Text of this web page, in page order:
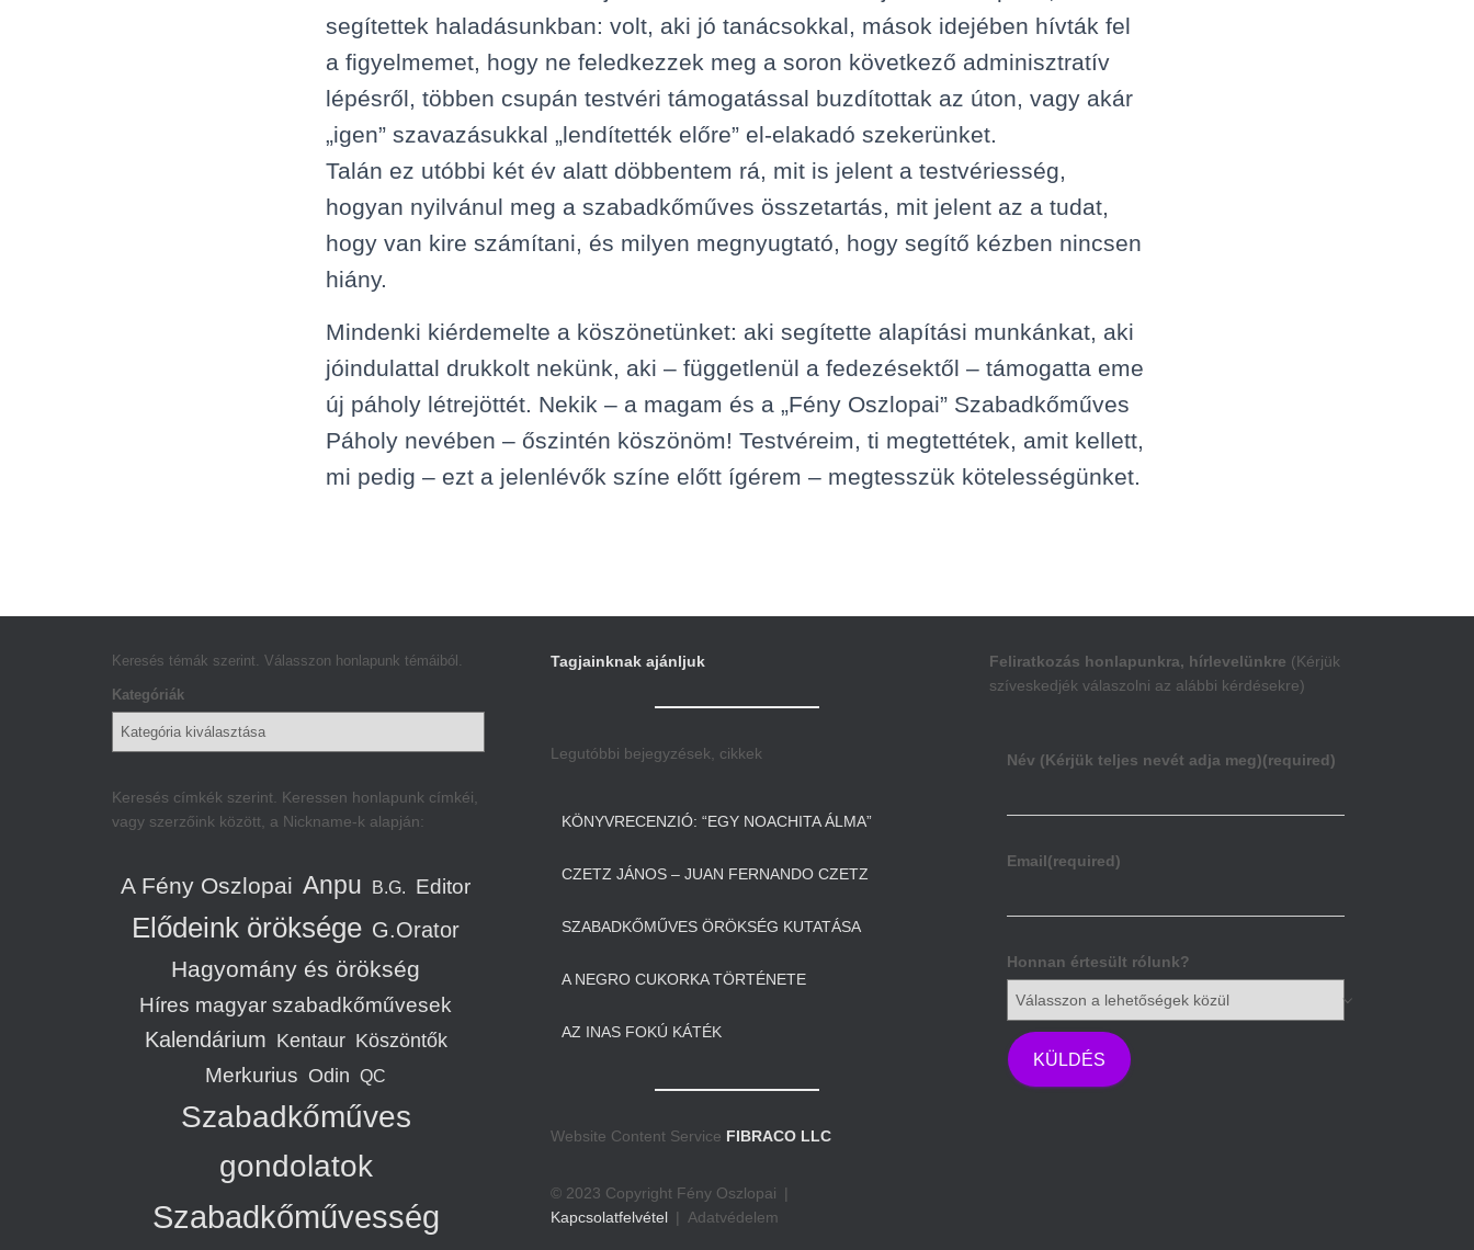
segítettek haladásunkban: volt, aki jó tanácsokkal, mások idejében hívták fel
a figyelmemet, hogy ne feledkezzek meg a soron következő adminisztratív
lépésről, többen csupán testvéri támogatással buzdítottak az úton, vagy akár
„igen” szavazásukkal „lendítették előre” el-elakadó szekerünket.
Talán ez utóbbi két év alatt döbbentem rá, mit is jelent a testvériesség,
hogyan nyilvánul meg a szabadkőműves összetartás, mit jelent az a tudat,
hogy van kire számítani, és milyen megnyugtató, hogy segítő kézben nincsen
hiány.
Mindenki kiérdemelte a köszönetünket: aki segítette alapítási munkánkat, aki
jóindulattal drukkolt nekünk, aki – függetlenül a fedezésektől – támogatta eme
új páholy létrejöttét. Nekik – a magam és a „Fény Oszlopai” Szabadkőműves
Páholy nevében – őszintén köszönöm! Testvéreim, ti megtettétek, amit kellett,
mi pedig – ezt a jelenlévők színe előtt ígérem – megtesszük kötelességünket.
Keresés témák szerint. Válasszon honlapunk témáiból.
Kategóriák
Keresés címkék szerint. Keressen honlapunk címkéi,
vagy szerzőink között, a Nickname-k alapján:
A Fény Oszlopai Anpu B.G. Editor
Elődeink öröksége G.Orator
Hagyomány és örökség
Híres magyar szabadkőművesek
Kalendárium Kentaur Köszöntők
Merkurius Odin QC
Szabadkőműves
gondolatok
Szabadkőművesség
Tagjainknak ajánljuk
Legutóbbi bejegyzések, cikkek
KÖNYVRECENZIÓ: “EGY NOACHITA ÁLMA”
CZETZ JÁNOS – JUAN FERNANDO CZETZ
SZABADKŐMŰVES ÖRÖKSÉG KUTATÁSA
A NEGRO CUKORKA TÖRTÉNETE
AZ INAS FOKÚ KÁTÉK
Website Content Service FIBRACO LLC
© 2023 Copyright Fény Oszlopai |
Kapcsolatfelvétel | Adatvédelem
Feliratkozás honlapunkra, hírlevelünkre (Kérjük
szíveskedjék válaszolni az alábbi kérdésekre)
Név (Kérjük teljes nevét adja meg)(required)
Email(required)
Honnan értesült rólunk?
KÜLDÉS